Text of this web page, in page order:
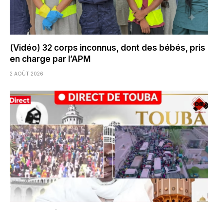
(Vidéo) 32 corps inconnus, dont des bébés, pris
en charge par l’APM
2 AOÛT 2026